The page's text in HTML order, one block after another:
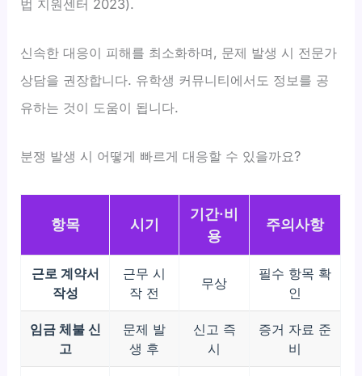
법 지원센터 2023).
신속한 대응이 피해를 최소화하며, 문제 발생 시 전문가
상담을 권장합니다. 유학생 커뮤니티에서도 정보를 공
유하는 것이 도움이 됩니다.
분쟁 발생 시 어떻게 빠르게 대응할 수 있을까요?
항목 시기
기간·비
용
주의사항
근로 계약서
작성
근무 시
작 전
무상
필수 항목 확
인
임금 체불 신
고
문제 발
생 후
신고 즉
시
증거 자료 준
비